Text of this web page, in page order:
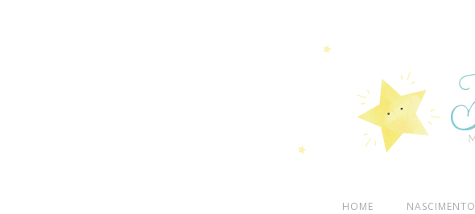
HOME NASCIMENTO